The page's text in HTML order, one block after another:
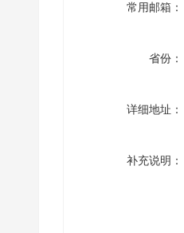
常用邮箱：
省份：
详细地址：
补充说明：